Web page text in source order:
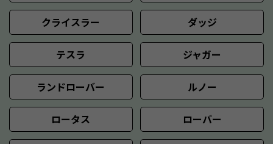
クライスラー ダッジ
テスラ ジャガー
ランドローバー ルノー
ロータス ローバー